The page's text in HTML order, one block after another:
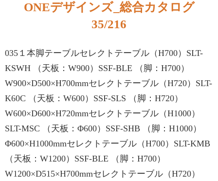
ONEデザインズ_総合カタログ
35/216
035１本脚テーブルセレクトテーブル（H700）SLT-
KSWH （天板：W900）SSF-BLE （脚：H700）
W900×D500×H700mmセレクトテーブル（H720）SLT-
K60C （天板：W600）SSF-SLS （脚：H720）
W600×D600×H720mmセレクトテーブル（H1000）
SLT-MSC （天板：Φ600）SSF-SHB （脚：H1000）
Φ600×H1000mmセレクトテーブル（H700）SLT-KMB
（天板：W1200）SSF-BLE （脚：H700）
W1200×D515×H700mmセレクトテーブル（H720）